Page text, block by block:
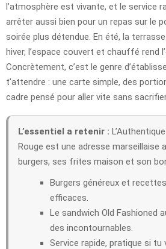
l’atmosphère est vivante, et le service
arrêter aussi bien pour un repas sur le
soirée plus détendue. En été, la
hiver, l’espace couvert et chauffé rend
Concrètement, c’est le genre
t’attendre : une carte simple, des
cadre pensé pour aller vite sans
L’essentiel a retenir :
Rouge est une adresse marseillaise
burgers, ses frites maison et son
Burgers généreux et
efficaces.
Le sandwich Old Fashioned
des incontournables.
Service rapide, pratique si tu